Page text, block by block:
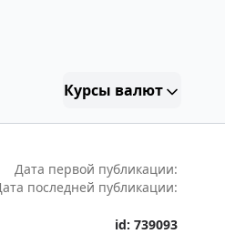
Курсы валют
Дата первой публикации:
последней публикации:
id: 739093